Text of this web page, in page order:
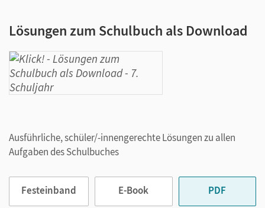
Lösungen zum Schulbuch als Download
Ausführliche, schüler/-innengerechte Lösungen zu allen
Aufgaben des Schulbuches
Festeinband E-Book PDF